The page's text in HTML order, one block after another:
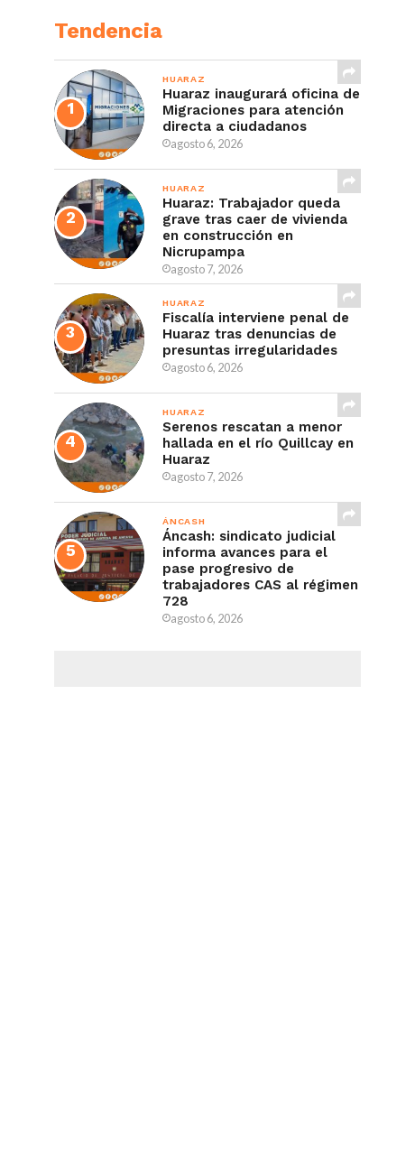
Tendencia
HUARAZ
Huaraz inaugurará oficina de
Migraciones para atención
directa a ciudadanos
agosto 6, 2026
HUARAZ
Huaraz: Trabajador queda
grave tras caer de vivienda
en construcción en
Nicrupampa
agosto 7, 2026
HUARAZ
Fiscalía interviene penal de
Huaraz tras denuncias de
presuntas irregularidades
agosto 6, 2026
HUARAZ
Serenos rescatan a menor
hallada en el río Quillcay en
Huaraz
agosto 7, 2026
ÁNCASH
Áncash: sindicato judicial
informa avances para el
pase progresivo de
trabajadores CAS al régimen
728
agosto 6, 2026